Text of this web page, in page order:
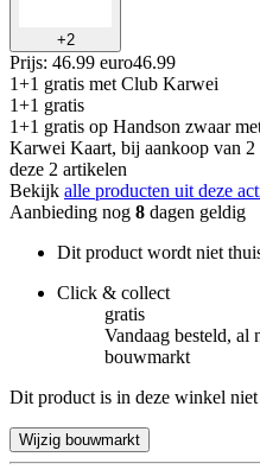
+2
Prijs: 46.99 euro46.99
1+1 gratis met Club Karwei
1+1 gratis
1+1 gratis op Handson zwaar
Karwei Kaart, bij aankoop van
deze 2 artikelen
Bekijk alle producten uit deze
Aanbieding nog 8 dagen geldig
Dit product wordt niet
Click & collect
gratis
Vandaag besteld, al
bouwmarkt
Dit product is in deze winkel
Wijzig bouwmarkt